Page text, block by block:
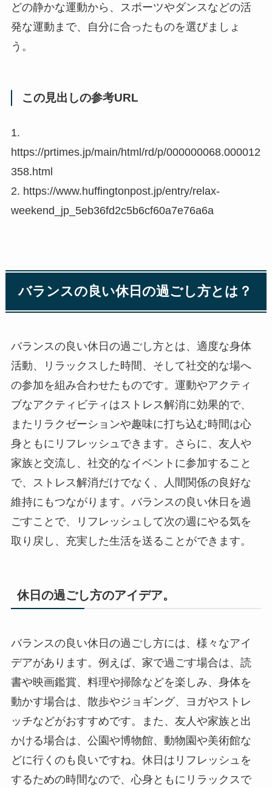
どの静かな運動から、スポーツやダンスなどの活
発な運動まで、自分に合ったものを選びましょ
う。
この見出しの参考URL
1.
https://prtimes.jp/main/html/rd/p/000000068.000012
358.html
2. https://www.huffingtonpost.jp/entry/relax-
weekend_jp_5eb36fd2c5b6cf60a7e76a6a
バランスの良い休日の過ごし方とは？
バランスの良い休日の過ごし方とは、適度な身体
活動、リラックスした時間、そして社交的な場へ
の参加を組み合わせたものです。運動やアクティ
ブなアクティビティはストレス解消に効果的で、
またリラクゼーションや趣味に打ち込む時間は心
身ともにリフレッシュできます。さらに、友人や
家族と交流し、社交的なイベントに参加すること
で、ストレス解消だけでなく、人間関係の良好な
維持にもつながります。バランスの良い休日を過
ごすことで、リフレッシュして次の週にやる気を
取り戻し、充実した生活を送ることができます。
休日の過ごし方のアイデア。
バランスの良い休日の過ごし方には、様々なアイ
デアがあります。例えば、家で過ごす場合は、読
書や映画鑑賞、料理や掃除などを楽しみ、身体を
動かす場合は、散歩やジョギング、ヨガやストレ
ッチなどがおすすめです。また、友人や家族と出
かける場合は、公園や博物館、動物園や美術館な
どに行くのも良いですね。休日はリフレッシュを
するための時間なので、心身ともにリラックスで